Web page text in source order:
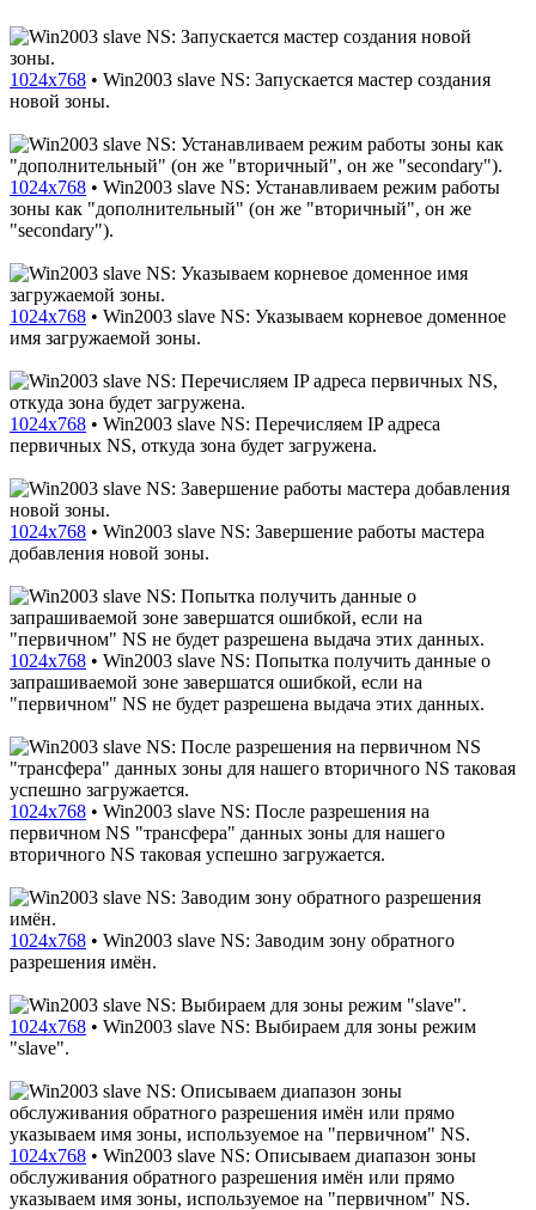
1024x768 • Win2003 slave NS: Запускается мастер создания
новой зоны.
1024x768 • Win2003 slave NS: Устанавливаем режим работы
зоны как "дополнительный" (он же "вторичный", он же
"secondary").
1024x768 • Win2003 slave NS: Указываем корневое доменное
имя загружаемой зоны.
1024x768 • Win2003 slave NS: Перечисляем IP адреса
первичных NS, откуда зона будет загружена.
1024x768 • Win2003 slave NS: Завершение работы мастера
добавления новой зоны.
1024x768 • Win2003 slave NS: Попытка получить данные о
запрашиваемой зоне завершатся ошибкой, если на
"первичном" NS не будет разрешена выдача этих данных.
1024x768 • Win2003 slave NS: После разрешения на
первичном NS "трансфера" данных зоны для нашего
вторичного NS таковая успешно загружается.
1024x768 • Win2003 slave NS: Заводим зону обратного
разрешения имён.
1024x768 • Win2003 slave NS: Выбираем для зоны режим
"slave".
1024x768 • Win2003 slave NS: Описываем диапазон зоны
обслуживания обратного разрешения имён или прямо
указываем имя зоны, используемое на "первичном" NS.